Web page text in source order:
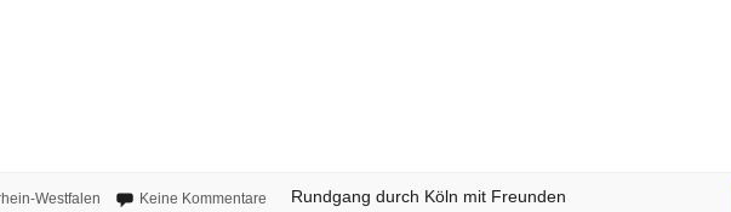
Westfalen Keine Kommentare Rundgang durch Köln mit Freunden